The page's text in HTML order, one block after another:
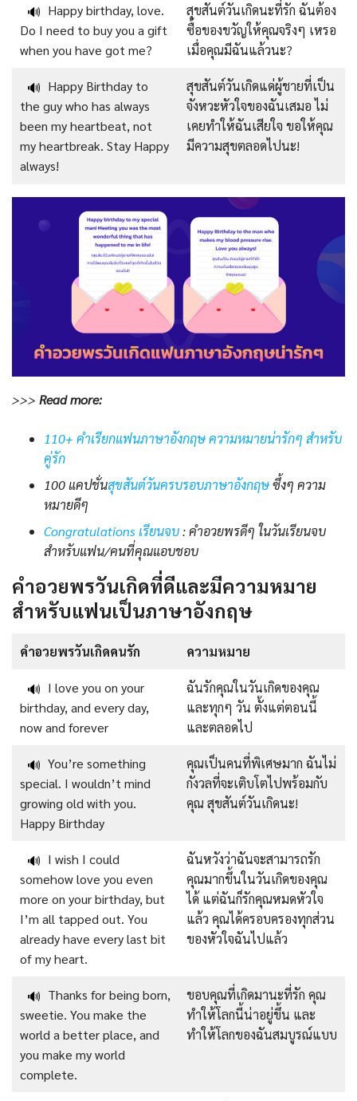
🔊 Happy birthday, love.
Do I need to buy you a gift
when you have got me?
สุขสันต์วันเกิดนะที่รัก ฉันต้อง
ซื้อของขวัญให้คุณจริงๆ เหรอ
เมื่อคุณมีฉันแล้วนะ?
🔊 Happy Birthday to
the guy who has always
been my heartbeat, not
my heartbreak. Stay Happy
always!
สุขสันต์วันเกิดแด่ผู้ชายที่เป็น
จังหวะหัวใจของฉันเสมอ ไม่
เคยทำให้ฉันเสียใจ ขอให้คุณ
มีความสุขตลอดไปนะ!
>>> Readmore:
110+ คำเรียกแฟนภาษาอังกฤษ ความหมายน่ารักๆ สำหรับ
คู่รัก
100 แคปชั่นสุขสันต์วันครบรอบภาษาอังกฤษซึ้งๆ ความ
หมายดีๆ
Congratulations เรียนจบ: คำอวยพรดีๆ ในวันเรียนจบ
สำหรับแฟน/คนที่คุณแอบชอบ
คำอวยพรวันเกิดที่ดีและมีความหมาย
สำหรับแฟนเป็นภาษาอังกฤษ
คำอวยพรวันเกิดคนรัก ความหมาย
🔊 I love you on your
birthday, and every day,
now and forever
ฉันรักคุณในวันเกิดของคุณ
และทุกๆ วัน ตั้งแต่ตอนนี้
และตลอดไป
🔊 You’re something
special. I wouldn’t mind
growing old with you.
Happy Birthday
คุณเป็นคนที่พิเศษมาก ฉันไม่
กังวลที่จะเติบโตไปพร้อมกับ
คุณ สุขสันต์วันเกิดนะ!
🔊 I wish I could
somehow love you even
more on your birthday, but
I’m all tapped out. You
already have every last bit
of my heart.
ฉันหวังว่าฉันจะสามารถรัก
คุณมากขึ้นในวันเกิดของคุณ
ได้ แต่ฉันก็รักคุณหมดหัวใจ
แล้ว คุณได้ครอบครองทุกส่วน
ของหัวใจฉันไปแล้ว
🔊 Thanks for being born,
sweetie. You make the
world a better place, and
you make my world
complete.
ขอบคุณที่เกิดมานะที่รัก คุณ
ทำให้โลกนี้น่าอยู่ขึ้น และ
ทำให้โลกของฉันสมบูรณ์แบบ